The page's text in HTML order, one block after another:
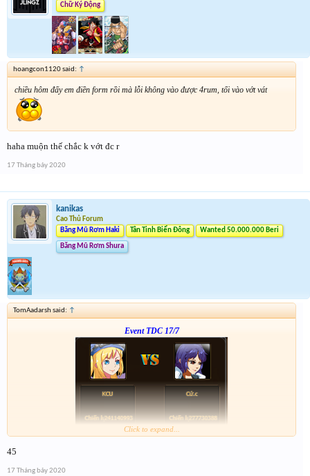
Chữ Ký Động
hoangcon1120 said: ↑
chiều hôm đấy em điền form rồi mà lỗi không vào được 4rum, tối vào vớt vát
haha muộn thế chắc k vớt đc r
17 Tháng bảy 2020
kanikas
Cao Thủ Forum
Băng Mũ Rơm Haki
Tân Tinh Biển Đông Wanted 50.000.000 Beri
Băng Mũ Rơm Shura
TomAadarsh said: ↑
Event TDC 17/7
Click to expand...
45
17 Tháng bảy 2020